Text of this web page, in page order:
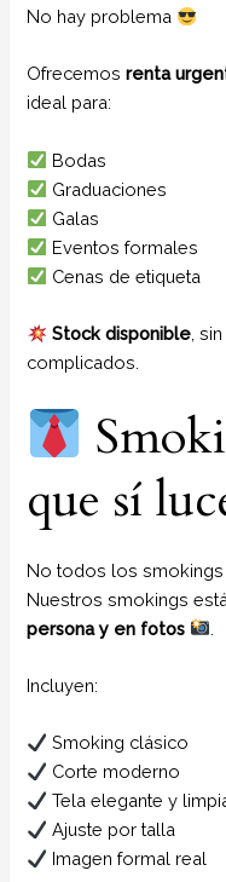
No hay problema
Ofrecemosrenta
ideal para:
Bodas
Graduaciones
Galas
Eventos formales
Cenas de etiqueta
Stock disponible ,
complicados.
que sí
No todos los smokings
Nuestros smokings
persona y en fotos
Incluyen:
Smoking clásico
Corte moderno
Tela elegante y
Ajuste por talla
Imagen formal real